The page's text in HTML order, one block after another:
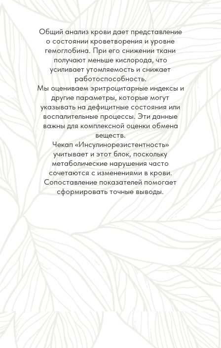
Общий анализ крови дает представление
о состоянии кроветворения и уровне
гемоглобина. При его снижении ткани
получают меньше кислорода, что
усиливает утомляемость и снижает
работоспособность.
Мы оцениваем эритроцитарные индексы и
другие параметры, которые могут
указывать на дефицитные состояния или
воспалительные процессы. Эти данные
важны для комплексной оценки обмена
веществ.
Чекап «Инсулинорезистентность»
учитывает и этот блок, поскольку
метаболические нарушения часто
сочетаются с изменениями в крови.
Сопоставление показателей помогает
сформировать точные выводы.